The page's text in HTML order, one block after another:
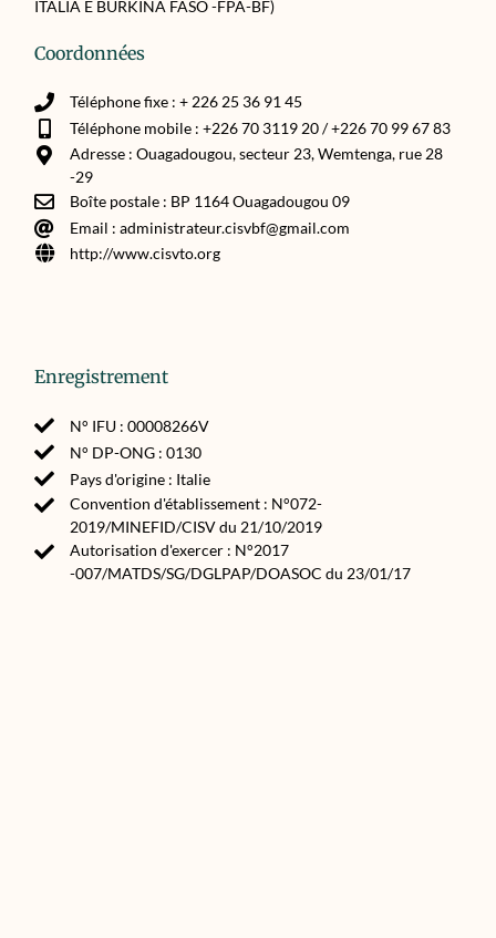
ITALIA E BURKINA FASO -FPA-BF)
Coordonnées
Téléphone fixe : + 226 25 36 91 45
Téléphone mobile : +226 70 3119 20 / +226 70 99 67 83
Adresse : Ouagadougou, secteur 23, Wemtenga, rue 28
-29
Boîte postale : BP 1164 Ouagadougou 09
Email : administrateur.cisvbf@gmail.com
http://www.cisvto.org
Enregistrement
N° IFU : 00008266V
N° DP-ONG : 0130
Pays d'origine : Italie
Convention d'établissement : N°072-
2019/MINEFID/CISV du 21/10/2019
Autorisation d'exercer : N°2017
-007/MATDS/SG/DGLPAP/DOASOC du 23/01/17